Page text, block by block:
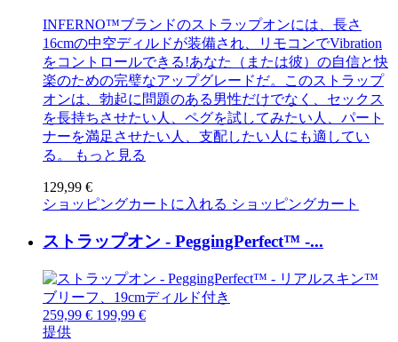
INFERNO™ブランドのストラップオンには、長さ
16cmの中空ディルドが装備され、リモコンでVibration
をコントロールできる!あなた（または彼）の自信と快
楽のための完璧なアップグレードだ。このストラップ
オンは、勃起に問題のある男性だけでなく、セックス
を長持ちさせたい人、ペグを試してみたい人、パート
ナーを満足させたい人、支配したい人にも適してい
る。
もっと見る
129,99 €
ショッピングカートに入れる ショッピングカート
ストラップオン - PeggingPerfect™ -...
259,99 € 199,99 €
提供